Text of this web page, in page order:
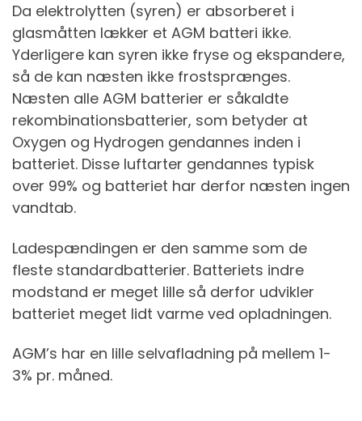
Da elektrolytten (syren) er absorberet i
glasmåtten lækker et AGM batteri ikke.
Yderligere kan syren ikke fryse og ekspandere,
så de kan næsten ikke frostsprænges.
Næsten alle AGM batterier er såkaldte
rekombinationsbatterier, som betyder at
Oxygen og Hydrogen gendannes inden i
batteriet. Disse luftarter gendannes typisk
over 99% og batteriet har derfor næsten ingen
vandtab.
Ladespændingen er den samme som de
fleste standardbatterier. Batteriets indre
modstand er meget lille så derfor udvikler
batteriet meget lidt varme ved opladningen.
AGM’s har en lille selvafladning på mellem 1-
3% pr. måned.